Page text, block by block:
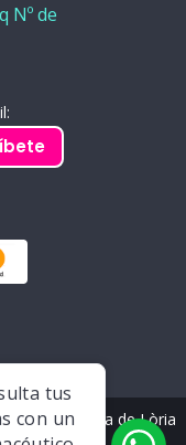
tus
con un
Nº de
por Farmàcia de Lòria